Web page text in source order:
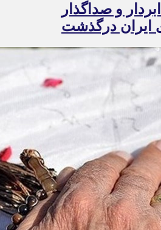
و صداگذار
ایران درگذشت